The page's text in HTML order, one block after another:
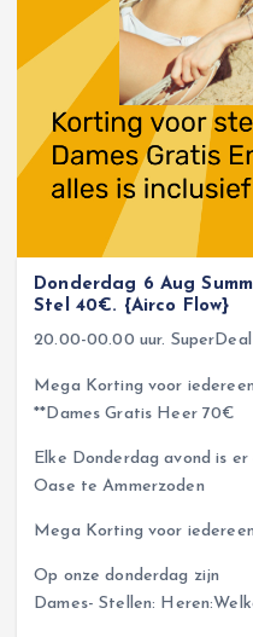
Donderdag 6 Aug
Stel 40€. {Airco Flow}
20.00-00.00 uur.
Mega Korting voor
**Dames Gratis Heer 70€
Elke Donderdag avond is
Oase te Ammerzoden
Mega Korting voor
Op onze donderdag zijn
Dames- Stellen: